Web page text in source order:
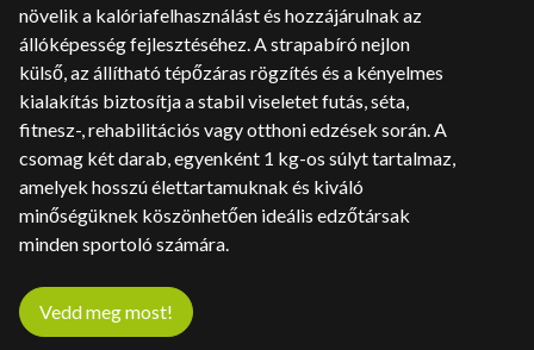
növelik a kalóriafelhasználást és hozzájárulnak az
állóképesség fejlesztéséhez. A strapabíró nejlon
külső, az állítható tépőzáras rögzítés és a kényelmes
kialakítás biztosítja a stabil viseletet futás, séta,
fitnesz-, rehabilitációs vagy otthoni edzések során. A
csomag két darab, egyenként 1 kg-os súlyt tartalmaz,
amelyek hosszú élettartamuknak és kiváló
minőségüknek köszönhetően ideális edzőtársak
minden sportoló számára.
Vedd meg most!